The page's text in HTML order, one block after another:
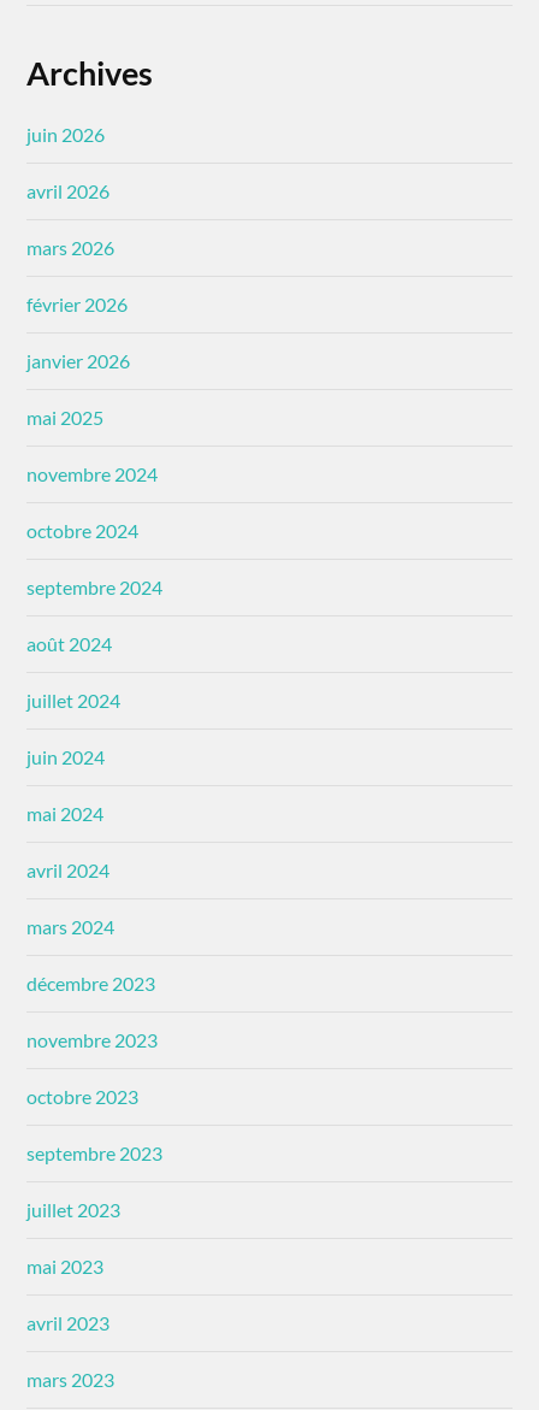
Archives
juin 2026
avril 2026
mars 2026
février 2026
janvier 2026
mai 2025
novembre 2024
octobre 2024
septembre 2024
août 2024
juillet 2024
juin 2024
mai 2024
avril 2024
mars 2024
décembre 2023
novembre 2023
octobre 2023
septembre 2023
juillet 2023
mai 2023
avril 2023
mars 2023